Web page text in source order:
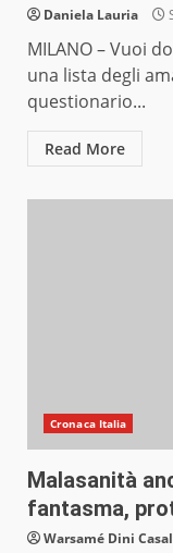
Daniela Lauria
MILANO – Vuoi
una lista degli
questionario...
Read More
Cronaca Italia
Malasanità
fantasma,
Warsamé Dini